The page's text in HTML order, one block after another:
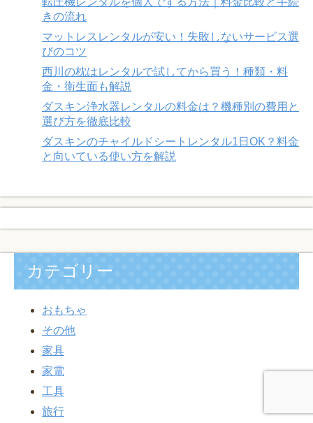
きの流れ
マットレスレンタルが安い！失敗しないサービス選
びのコツ
西川の枕はレンタルで試してから買う！種類・料
金・衛生面も解説
ダスキン浄水器レンタルの料金は？機種別の費用と
選び方を徹底比較
ダスキンのチャイルドシートレンタル1日OK？料金
と向いている使い方を解説
カテゴリー
おもちゃ
その他
家具
家電
工具
旅行